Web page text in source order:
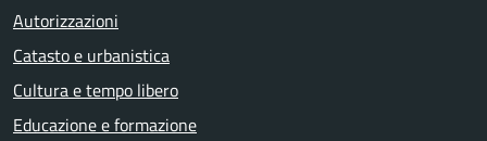
Autorizzazioni
Catasto e urbanistica
Cultura e tempo libero
Educazione e formazione